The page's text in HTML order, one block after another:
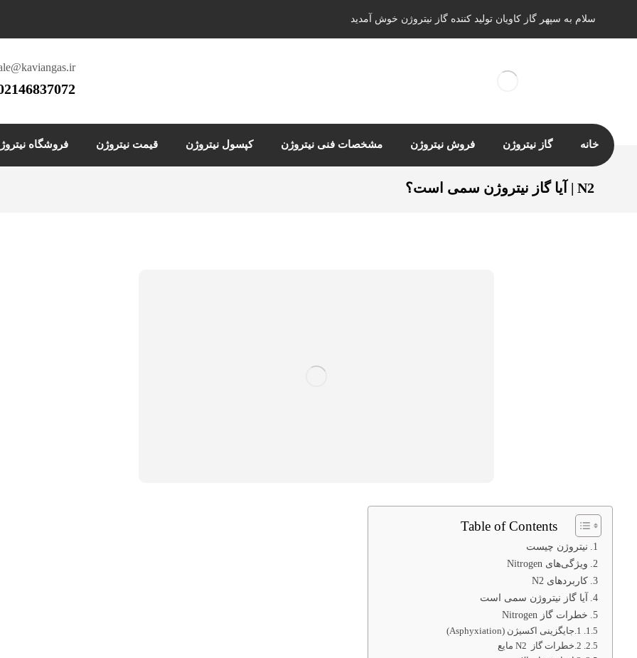
سلام به سپهر گاز کاویان تولید کننده گاز نیتروژن خوش آمدید
خانه گاز نیتروژن فروش نیتروژن مشخصات فنی نیتروژن کپسول نیتروژن قیمت نیتروژن فروشگاه
N2 | آیا گاز نیتروژن سمی است؟
Table of Contents
نیتروژن چیست
ویژگی‌های Nitrogen
کاربردهای N2
آیا گاز نیتروژن سمی است
خطرات گاز Nitrogen
1.جایگزینی اکسیژن (Asphyxiation)
2.خطرات گاز N2 مایع